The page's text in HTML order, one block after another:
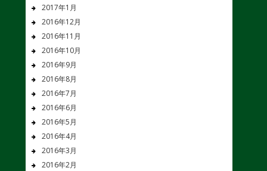
2017年1月
2016年12月
2016年11月
2016年10月
2016年9月
2016年8月
2016年7月
2016年6月
2016年5月
2016年4月
2016年3月
2016年2月